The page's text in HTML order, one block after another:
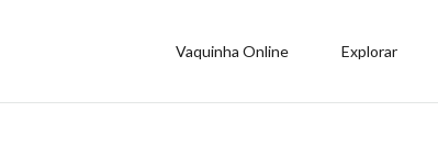
Vaquinha Online Explorar